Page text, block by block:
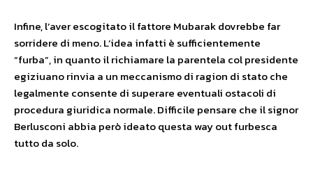
Infine, l’aver escogitato il fattore Mubarak dovrebbe far
sorridere di meno. L’idea infatti è sufficientemente
“furba”, in quanto il richiamare la parentela col presidente
egiziuano rinvia a un meccanismo di ragion di stato che
legalmente consente di superare eventuali ostacoli di
procedura giuridica normale. Difficile pensare che il signor
Berlusconi abbia però ideato questa way out furbesca
tutto da solo.